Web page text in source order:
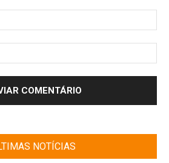
NOTÍCIAS